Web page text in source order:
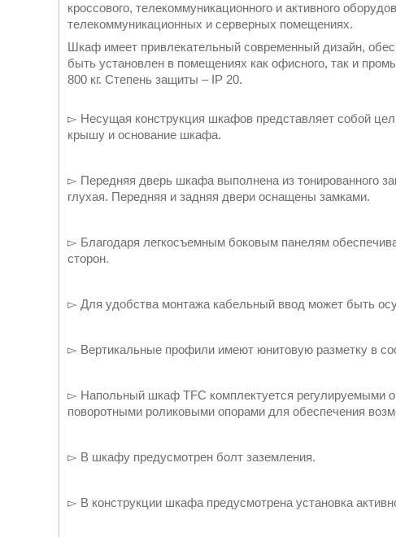
кроссового, телекоммуникационного и активного
телекоммуникационных и серверных помещениях.
Шкаф имеет привлекательный современный дизайн,
быть установлен в помещениях как офисного, так и
800 кг. Степень защиты – IP 20.
▻ Несущая конструкция шкафов представляет собой
крышу и основание шкафа.
▻ Передняя дверь шкафа выполнена из тонированного
глухая. Передняя и задняя двери оснащены замками.
▻ Благодаря легкосъемным боковым панелям
сторон.
▻ Для удобства монтажа кабельный ввод может быть
▻ Вертикальные профили имеют юнитовую разметку в
▻ Напольный шкаф TFC комплектуется регулируемыми
поворотными роликовыми опорами для обеспечения
▻ В шкафу предусмотрен болт заземления.
▻ В конструкции шкафа предусмотрена установка